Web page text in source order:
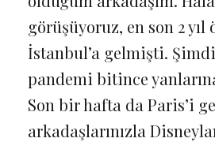
görüşüyoruz, en son 2 yıl
İstanbul’a gelmişti.
pandemi bitince
Son bir hafta da Paris’i
arkadaşlarınızla